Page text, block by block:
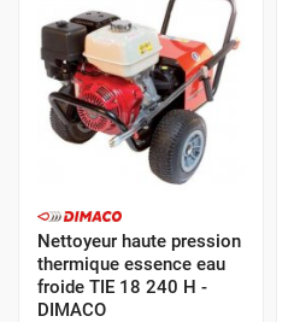
Nettoyeur haute pression
thermique essence eau
froide TIE 18 240 H -
DIMACO